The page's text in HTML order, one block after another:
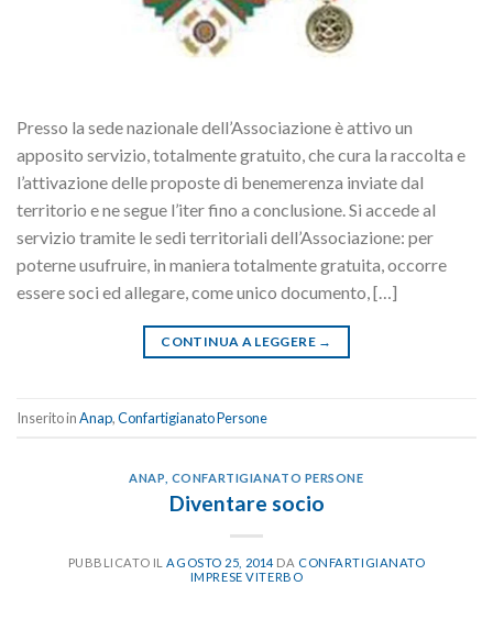
Presso la sede nazionale dell’Associazione è attivo un
apposito servizio, totalmente gratuito, che cura la raccolta e
l’attivazione delle proposte di benemerenza inviate dal
territorio e ne segue l’iter fino a conclusione. Si accede al
servizio tramite le sedi territoriali dell’Associazione: per
poterne usufruire, in maniera totalmente gratuita, occorre
essere soci ed allegare, come unico documento, […]
CONTINUA A LEGGERE →
Inserito inAnap,Confartigianato Persone
ANAP CONFARTIGIANATO PERSONE
Diventare socio
PUBBLICATO ILAGOSTO 25, 2014 DA CONFARTIGIANATO
IMPRESE VITERBO